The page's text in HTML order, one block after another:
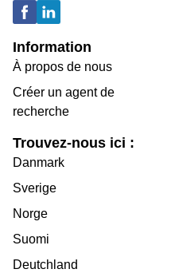
Information
À propos de nous
Créer un agent de
recherche
Trouvez-nous ici :
Danmark
Sverige
Norge
Suomi
Deutchland